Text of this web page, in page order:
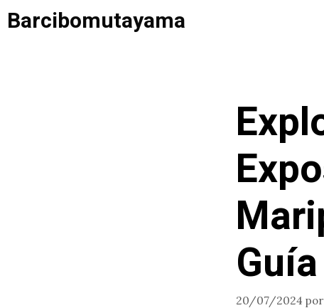
Saltar
alBarcibomutayama
20/07/2024 por